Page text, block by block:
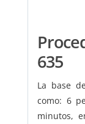
635
La base
como: 6
minutos,